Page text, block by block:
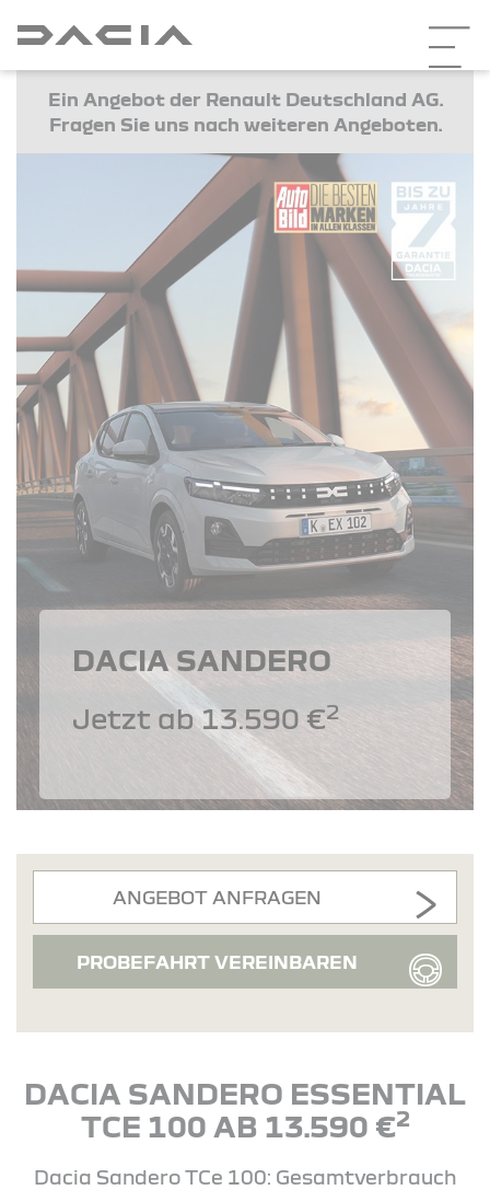
Ein Angebot der Renault Deutschland AG.
Fragen Sie uns nach weiteren Angeboten.
DACIA SANDERO
Jetzt ab 13.590 €2
ANGEBOT ANFRAGEN
PROBEFAHRT VEREINBAREN
DACIA SANDERO ESSENTIAL
TCE 100 AB 13.590 €2
Dacia Sandero TCe 100: Gesamtverbrauch